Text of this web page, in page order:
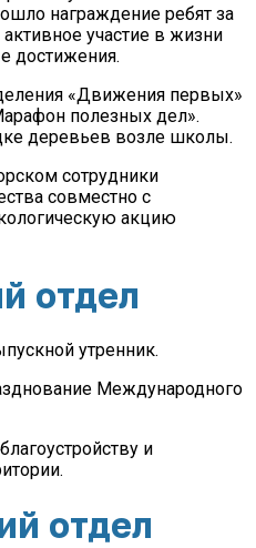
награждение ребят за
участие в жизни
достижения.
«Движения первых»
полезных дел».
деревьев возле школы.
сотрудники
совместно с
акцию
отдел
утренник.
Международного
и
отдел